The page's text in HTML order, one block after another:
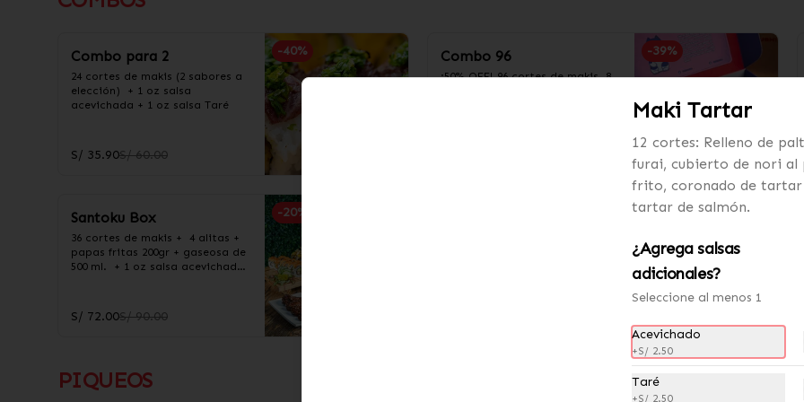
-40%
Combo para 2
24 cortes de makis (2 sabores a
elección)  + 1 oz salsa
acevichada + 1 oz salsa Taré
S/ 35.90S/ 60.00
-39%
Combo 96
¡50% OFF! 96 cortes de makis. 8
-20%
Santoku Box
36 cortes de makis +  4 alitas +
papas fritas 200gr + gaseosa de
500 ml.  + 1 oz salsa acevichada
S/ 72.00S/ 90.00
PIQUEOS
Maki Tartar
12 cortes: Relleno de
furai, cubierto de nori al
frito, coronado de tartar
tartar de salmón.
¿Agrega salsas
adicionales?
Seleccione al menos 1
Acevichado
+S/ 2.50
Taré
+S/ 2.50